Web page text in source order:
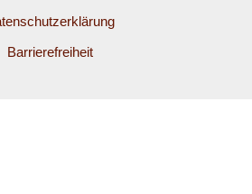
Barrierefreiheit